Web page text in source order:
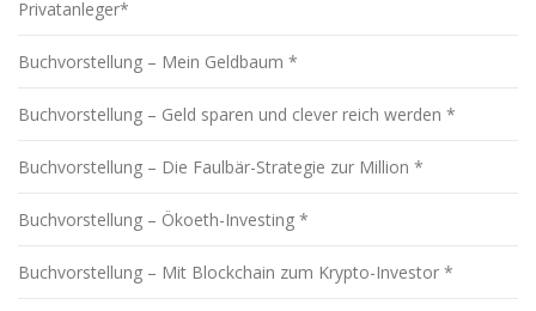
v
g
a
i
n
Privatanleger*
Buchvorstellung – Mein Geldbaum *
Buchvorstellung – Geld sparen und clever reich werden *
Buchvorstellung – Die Faulbär-Strategie zur Million *
Buchvorstellung – Ökoeth-Investing *
Buchvorstellung – Mit Blockchain zum Krypto-Investor *